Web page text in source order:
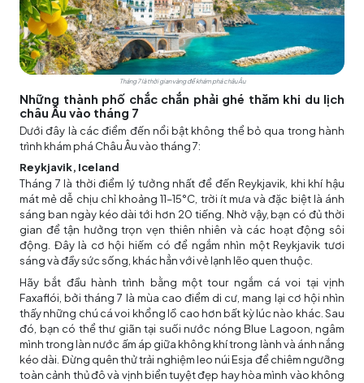
Tháng 7 là thời gian vàng để khám phá châu Âu
Những thành phố chắc chắn phải ghé thăm khi du lịch
châu Âu vào tháng 7
Dưới đây là các điểm đến nổi bật không thể bỏ qua trong hành
trình khám phá Châu Âu vào tháng 7:
Reykjavik, Iceland
Tháng 7 là thời điểm lý tưởng nhất để đến Reykjavik, khi khí hậu
mát mẻ dễ chịu chỉ khoảng 11–15°C, trời ít mưa và đặc biệt là ánh
sáng ban ngày kéo dài tới hơn 20 tiếng. Nhờ vậy, bạn có đủ thời
gian để tận hưởng trọn vẹn thiên nhiên và các hoạt động sôi
động. Đây là cơ hội hiếm có để ngắm nhìn một Reykjavik tươi
sáng và đầy sức sống, khác hẳn với vẻ lạnh lẽo quen thuộc.
Hãy bắt đầu hành trình bằng một tour ngắm cá voi tại vịnh
Faxaflói, bởi tháng 7 là mùa cao điểm di cư, mang lại cơ hội nhìn
thấy những chú cá voi khổng lồ cao hơn bất kỳ lúc nào khác. Sau
đó, bạn có thể thư giãn tại suối nước nóng Blue Lagoon, ngâm
mình trong làn nước ấm áp giữa không khí trong lành và ánh nắng
kéo dài. Đừng quên thử trải nghiệm leo núi Esja để chiêm ngưỡng
toàn cảnh thủ đô và vịnh biển tuyệt đẹp hay hòa mình vào không